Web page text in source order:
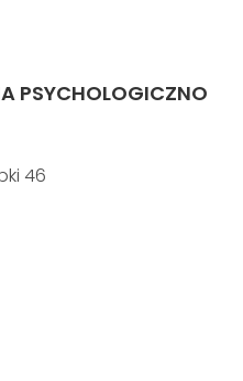
PSYCHOLOGICZNO
46